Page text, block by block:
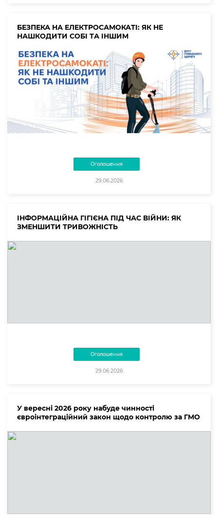
БЕЗПЕКА НА ЕЛЕКТРОСАМОКАТІ: ЯК НЕ
НАШКОДИТИ СОБІ ТА ІНШИМ
Оголошення
29.06.2026
ІНФОРМАЦІЙНА ГІГІЄНА ПІД ЧАС ВІЙНИ: ЯК
ЗМЕНШИТИ ТРИВОЖНІСТЬ
Оголошення
29.06.2026
У вересні 2026 року набуде чинності
євроінтеграційний закон щодо контролю за ГМО